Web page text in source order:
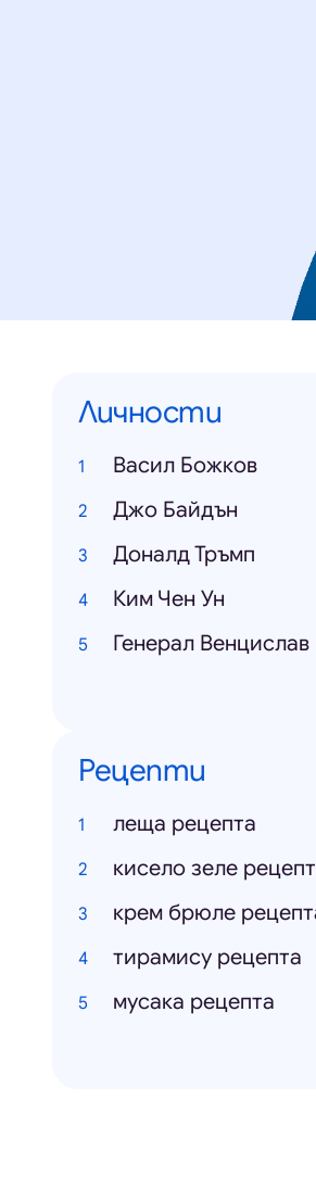
Личности
Васил Божков
Джо Байдън
Доналд Тръмп
Ким Чен Ун
Генерал
Рецепти
леща рецепта
кисело зеле
крем брюле
тирамису рецепта
мусака рецепта